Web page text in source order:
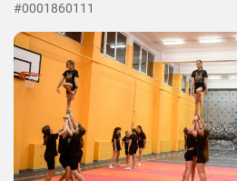
#0001860111